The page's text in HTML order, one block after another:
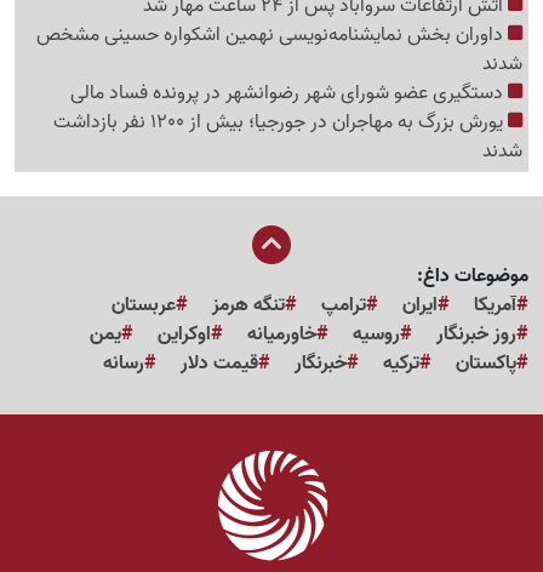
داوران بخش نمایشنامه‌نویسی نهمین اشکواره حسینی مشخص
شدند
دستگیری عضو شورای شهر رضوانشهر در پرونده فساد مالی
یورش بزرگ به مهاجران در جورجیا؛ بیش از 1200 نفر بازداشت
شدند
موضوعات داغ:
آمریکا
ایران ترامپ تنگه هرمز
عربستان
روز خبرنگار
روسیه خاورمیانه اوکراین
یمن
پاکستان
ترکیه خبرنگار قیمت دلار رسانه